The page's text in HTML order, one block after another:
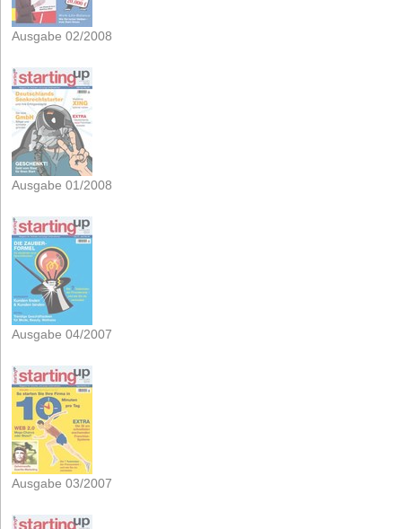
Ausgabe 02/2008
Ausgabe 01/2008
Ausgabe 04/2007
Ausgabe 03/2007